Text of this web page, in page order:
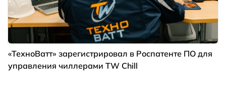
«ТехноВатт» зарегистрировал в Роспатенте ПО для
управления чиллерами TW Chill